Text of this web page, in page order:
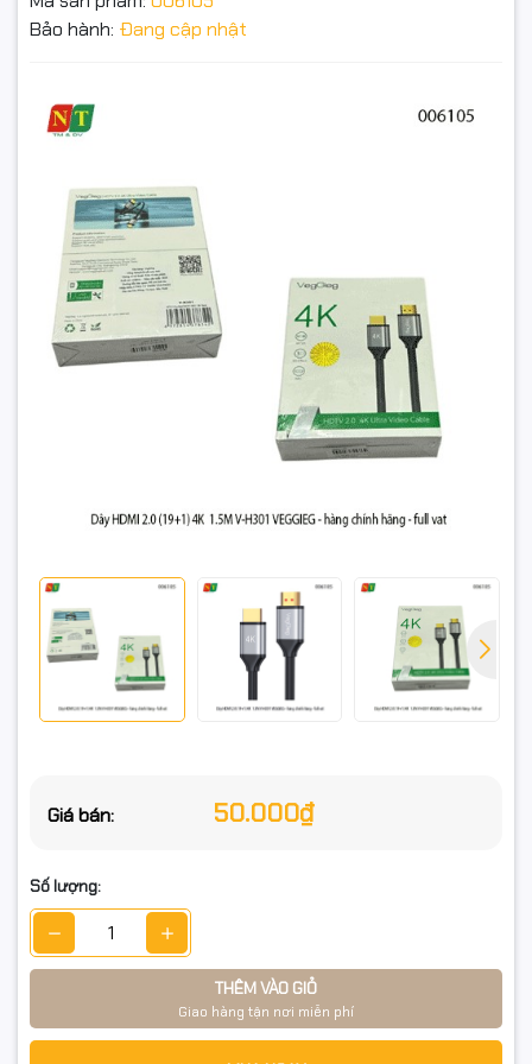
Bảo hành: Đang cập nhật
Giá bán: 50.000₫
Số lượng:
THÊM VÀO GIỎ
Giao hàng tận nơi miễn phí
Tiêu chuẩn HDMI 2.0 (19+1) – Hỗ trợ độ phân giải 4K Ultra HD
Chiều dài 1.5M – Tiện dụng cho kết nối TV, máy tính, đầu phát,
máy chiếu.
Chất liệu lõi đồng nguyên chất – Tín hiệu ổn định, giảm nhiễu
Đầu cáp mạ vàng 24K – Chống oxy hóa, tăng độ bền và khả
năng truyền dẫn.
Tương thích rộng – Kết nối PC, laptop, PS4/PS5, Xbox,
Android Box, Smart TV…
Hỗ trợ truyền âm thanh đa kênh và công nghệ 3D.
Độ phân giải: Lên đến 4K*2K @ 60Hz
Chiều dài: 1.5 mét
📦 Cam kết:
✅ Hàng chính hãng Veggieg, mới 100%
Tín Hiệu Siêu Nét – Hàng Chính Hãng – Full VAT
Đặt trước sản phẩm để nhận thêm nhiều ưu đãi bạn
GỬI THÔNG TIN